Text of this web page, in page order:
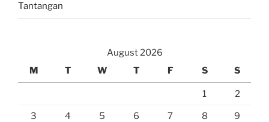
Tantangan
August 2026
M
T W T F S S
1 2
3 4 5 6 7 8 9